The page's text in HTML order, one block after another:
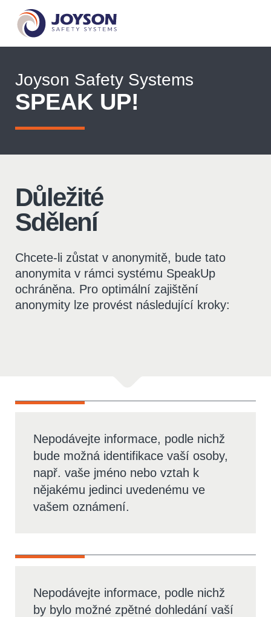
Joyson Safety Systems
SPEAK UP!
Důležité
Sdělení
Chcete-li zůstat v anonymitě, bude tato
anonymita v rámci systému SpeakUp
ochráněna. Pro optimální zajištění
anonymity lze provést následující kroky:
Nepodávejte informace, podle nichž
bude možná identifikace vaší osoby,
např. vaše jméno nebo vztah k
nějakému jedinci uvedenému ve
vašem oznámení.
Nepodávejte informace, podle nichž
by bylo možné zpětné dohledání vaší